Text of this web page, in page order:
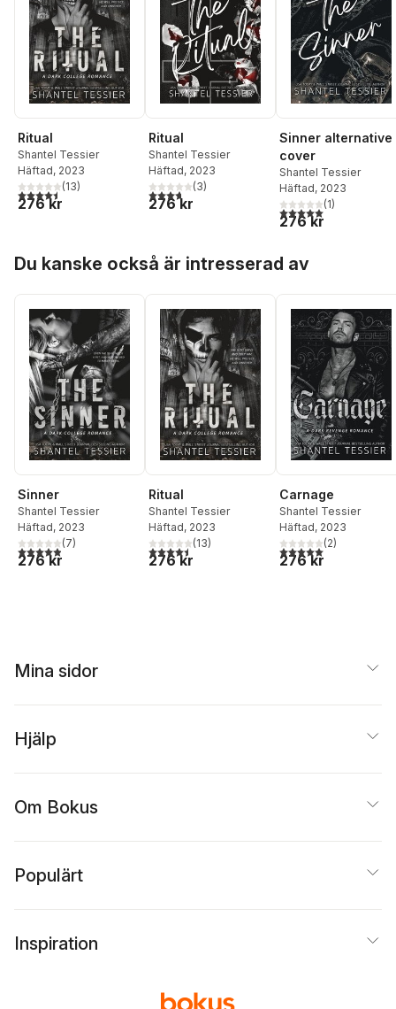
Ritual
Shantel Tessier
Häftad, 2023
4,5utav 5 stjärnor. Totalt antal röster:
(13)
276 kr
Ritual
Shantel Tessier
Häftad, 2023
3,7utav 5 stjärnor. Totalt antal röster:
(3)
276 kr
Sinner alternative
cover
Shantel Tessier
Häftad, 2023
5,0utav 5 stjärnor.
(1)
276 kr
Du kanske också är intresserad av
Sinner
Shantel Tessier
Häftad, 2023
4,9utav 5 stjärnor. Totalt antal röster:
(7)
276 kr
Ritual
Shantel Tessier
Häftad, 2023
4,5utav 5 stjärnor. Totalt antal röster:
(13)
276 kr
Carnage
Shantel Tessier
Häftad, 2023
5,0utav 5 stjärnor.
(2)
276 kr
Mina sidor
Hjälp
Om Bokus
Populärt
Inspiration